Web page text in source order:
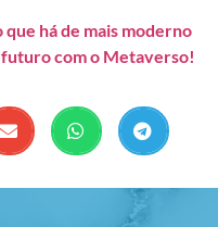
que há de mais moderno
com o Metaverso!